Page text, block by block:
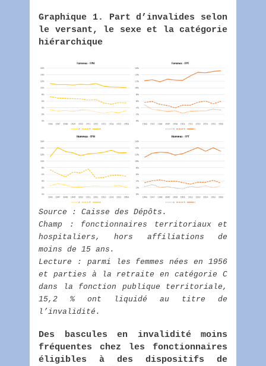
Graphique 1. Part d’invalides selon
le versant, le sexe et la catégorie
hiérarchique
Source : Caisse des Dépôts.
Champ : fonctionnaires territoriaux et
hospitaliers, hors affiliations de
moins de 15 ans.
Lecture : parmi les femmes nées en 1956
et parties à la retraite en catégorie C
dans la fonction publique territoriale,
15,2 % ont liquidé au titre de
l’invalidité.
Des bascules en invalidité moins
fréquentes chez les fonctionnaires
éligibles à des dispositifs de